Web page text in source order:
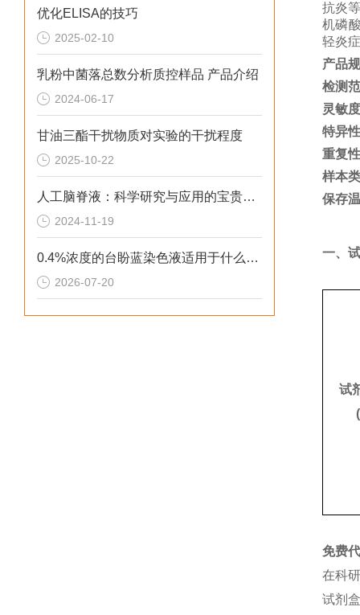
优化ELISA的技巧
2025-02-10
乳粉中菌落总数分析质控样品 产品介绍
2024-06-17
甘油三酯干扰物质对实验的干扰程度
2025-10-22
人工脑脊液：科学研究与应用的宝贵工具
2024-11-19
0.4%浓度的台盼蓝染色液适用于什么细胞染色呢？
2026-07-20
抗炎
机磷
轻炎
产品
检测
灵敏
特异
重复
样本
保存
一、
试
免费
在科
试剂